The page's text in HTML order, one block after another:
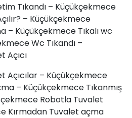
Tıkandı – Küçükçekmece
– Küçükçekmece
– Küçükçekmece Tıkalı wc
Wc Tıkandı –
Açıcı
Açıcılar – Küçükçekmece
– Küçükçekmece Tıkanmış
Robotla Tuvalet
Kırmadan Tuvalet açma